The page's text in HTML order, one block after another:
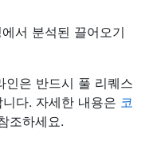
서 분석된 끌어오기
인은 반드시 풀 리퀘스
다. 자세한 내용은 코
조하세요.